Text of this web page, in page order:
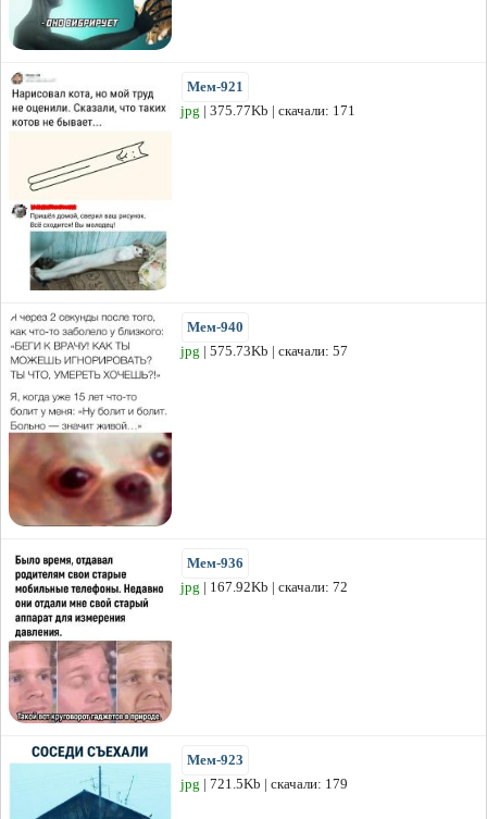
Мем-921
jpg | 375.77Kb | скачали: 171
Мем-940
jpg | 575.73Kb | скачали: 57
Мем-936
jpg | 167.92Kb | скачали: 72
Мем-923
jpg | 721.5Kb | скачали: 179